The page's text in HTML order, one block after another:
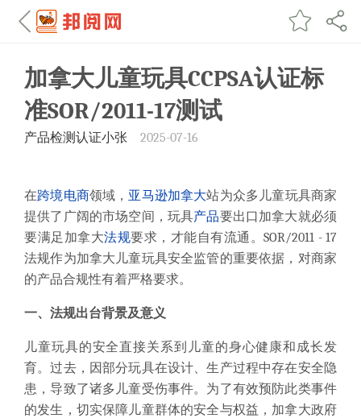
加拿大儿童玩具CCPSA认证标
准SOR/2011-17测试
产品检测认证小张 2025-07-16
在跨境电商领域， 亚马逊加拿大站为众多儿童玩具商家
提供了广阔的市场空间，玩具产品要出口加拿大就必须
要满足加拿大法规要求，才能自有流通。SOR/2011 - 17
法规作为加拿大儿童玩具安全监管的重要依据，对商家
的产品合规性有着严格要求。
一、法规出台背景及意义
儿童玩具的安全直接关系到儿童的身心健康和成长发
育。过去，因部分玩具在设计、生产过程中存在安全隐
患，导致了诸多儿童受伤事件。为了有效预防此类事件
的发生，切实保障儿童群体的安全与权益，加拿大政府